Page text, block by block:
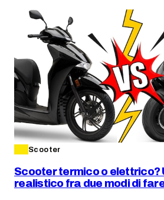
Scooter
Scooter termico o elettrico?
realistico fra due modi di